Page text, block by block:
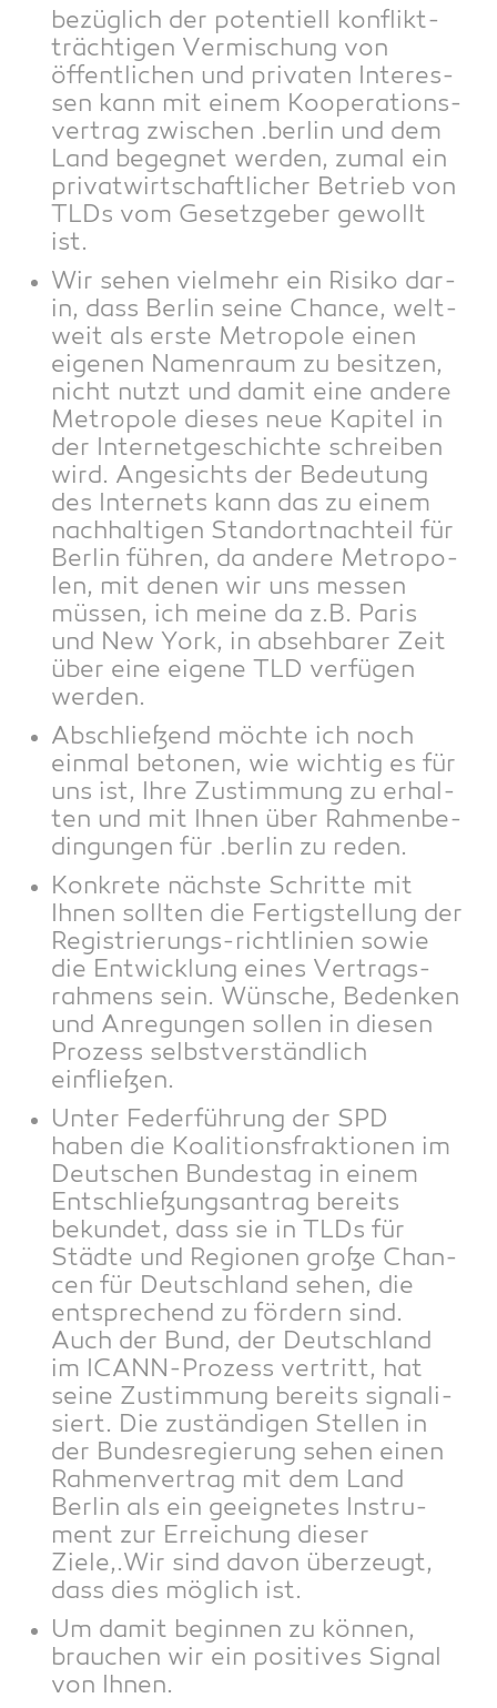
bezüg­lich der poten­ti­ell kon­flikt­
träch­ti­gen Ver­mi­schung von
öffent­li­chen und pri­va­ten Inter­es­
sen kann mit einem Koope­ra­ti­ons­
ver­trag zwi­schen .ber­lin und dem
Land begeg­net wer­den, zumal ein
pri­vat­wirt­schaft­li­cher Betrieb von
TLDs vom Gesetz­ge­ber gewollt
ist.
Wir sehen viel­mehr ein Risi­ko dar­
in, dass Ber­lin sei­ne Chan­ce, welt­
weit als ers­te Metro­po­le einen
eige­nen Namen­raum zu besit­zen,
nicht nutzt und damit eine ande­re
Metro­po­le die­ses neue Kapi­tel in
der Inter­net­ge­schich­te schrei­ben
wird. Ange­sichts der Bedeu­tung
des Inter­nets kann das zu einem
nach­hal­ti­gen Stand­ort­nach­teil für
Ber­lin füh­ren, da ande­re Metro­po­
len, mit denen wir uns mes­sen
müs­sen, ich mei­ne da z.B. Paris
und New York, in abseh­ba­rer Zeit
über eine eige­ne TLD ver­fü­gen
werden.
Abschlie­ßend möch­te ich noch
ein­mal beto­nen, wie wich­tig es für
uns ist, Ihre Zustim­mung zu erhal­
ten und mit Ihnen über Rah­men­be­
din­gun­gen für .ber­lin zu reden.
Kon­kre­te nächs­te Schrit­te mit
Ihnen soll­ten die Fer­tig­stel­lung der
Regis­trie­rungs-richt­li­ni­en sowie
die Ent­wick­lung eines Ver­trags­
rah­mens sein. Wün­sche, Beden­ken
und Anre­gun­gen sol­len in die­sen
Pro­zess selbst­ver­ständ­lich
einfließen.
Unter Feder­füh­rung der SPD
haben die Koali­ti­ons­frak­tio­nen im
Deut­schen Bun­des­tag in einem
Ent­schlie­ßungs­an­trag bereits
bekun­det, dass sie in TLDs für
Städ­te und Regio­nen gro­ße Chan­
cen für Deutsch­land sehen, die
ent­spre­chend zu för­dern sind.
Auch der Bund, der Deutsch­land
im ICANN-Pro­zess ver­tritt, hat
sei­ne Zustim­mung bereits signa­li­
siert. Die zustän­di­gen Stel­len in
der Bun­des­re­gie­rung sehen einen
Rah­men­ver­trag mit dem Land
Ber­lin als ein geeig­ne­tes Instru­
ment zur Errei­chung die­ser
Ziele,.Wir sind davon über­zeugt,
dass dies mög­lich ist.
Um damit begin­nen zu kön­nen,
brau­chen wir ein posi­ti­ves Signal
von Ihnen.